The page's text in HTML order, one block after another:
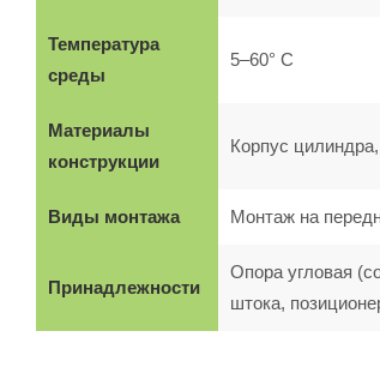
Температура
среды
5–60° C
Материалы
конструкции
Корпус
Виды монтажа Монтаж на
Принадлежности
Опора угловая
штока,